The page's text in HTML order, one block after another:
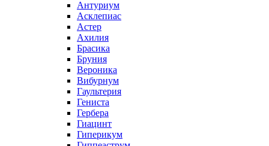
Антуриум
Асклепиас
Астер
Ахилия
Брасика
Бруния
Вероника
Вибурнум
Гаультерия
Гениста
Гербера
Гиацинт
Гиперикум